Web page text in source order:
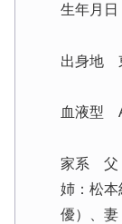
生年月
出身地
血液型
家系 父
姉：松本
優）、妻